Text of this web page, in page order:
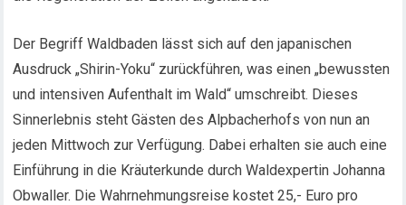
Der Begriff Waldbaden lässt sich auf den japanischen
Ausdruck „Shirin-Yoku“ zurückführen, was einen „bewussten
und intensiven Aufenthalt im Wald“ umschreibt. Dieses
Sinnerlebnis steht Gästen des Alpbacherhofs von nun an
jeden Mittwoch zur Verfügung. Dabei erhalten sie auch eine
Einführung in die Kräuterkunde durch Waldexpertin Johanna
Obwaller. Die Wahrnehmungsreise kostet 25,- Euro pro